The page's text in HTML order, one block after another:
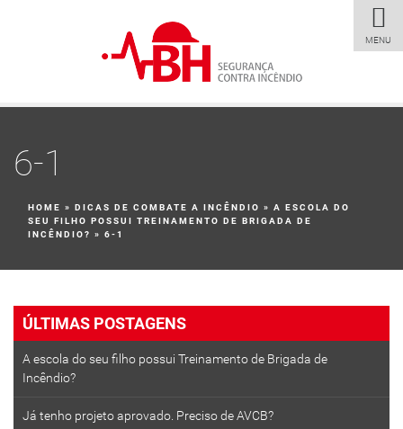
MENU
6-1
HOME » DICAS DE COMBATE A INCÊNDIO » A ESCOLA DO
SEU FILHO POSSUI TREINAMENTO DE BRIGADA DE
INCÊNDIO? » 6-1
ÚLTIMAS POSTAGENS
A escola do seu filho possui Treinamento de Brigada de
Incêndio?
Já tenho projeto aprovado. Preciso de AVCB?